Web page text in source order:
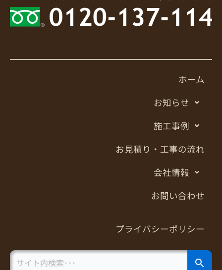
ホーム
お知らせ
施工事例
お見積り・工事の流れ
会社情報
お問い合わせ
プライバシーポリシー
Search
for:
Search Button